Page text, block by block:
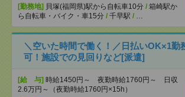
[勤務地] 貝塚(福岡県)駅から自転車10分 / 箱崎駅か
ら自転車・バイク・車15分 / 千早駅 / …
＼空いた時間で働く！／日払いOK×1勤
可！施設での見回りなど[派遣]
[給 与] 時給1450円～ 夜勤時給1760円～ 日収
2.6万円～（夜勤時給1760円×15h）